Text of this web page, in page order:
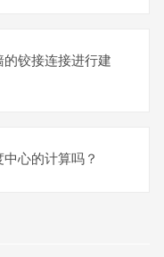
铰接连接进行建
心的计算吗？